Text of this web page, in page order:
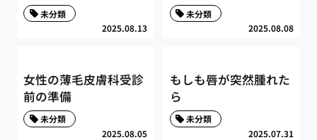
2025.08.13
未分類
2025.08.08
未分類
女性の薄毛皮膚科受診
前の準備
2025.08.05
未分類
もしも唇が突然腫れた
ら
2025.07.31
未分類